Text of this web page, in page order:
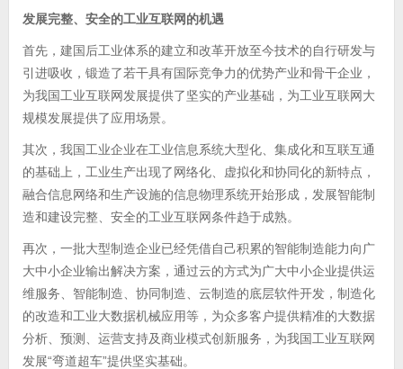
发展完整、安全的工业互联网的机遇
首先，建国后工业体系的建立和改革开放至今技术的自行研发与
引进吸收，锻造了若干具有国际竞争力的优势产业和骨干企业，
为我国工业互联网发展提供了坚实的产业基础，为工业互联网大
规模发展提供了应用场景。
其次，我国工业企业在工业信息系统大型化、集成化和互联互通
的基础上，工业生产出现了网络化、虚拟化和协同化的新特点，
融合信息网络和生产设施的信息物理系统开始形成，发展智能制
造和建设完整、安全的工业互联网条件趋于成熟。
再次，一批大型制造企业已经凭借自己积累的智能制造能力向广
大中小企业输出解决方案，通过云的方式为广大中小企业提供运
维服务、智能制造、协同制造、云制造的底层软件开发，制造化
的改造和工业大数据机械应用等，为众多客户提供精准的大数据
分析、预测、运营支持及商业模式创新服务，为我国工业互联网
发展“弯道超车”提供坚实基础。